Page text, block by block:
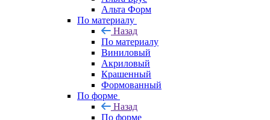
Альта Форм
По материалу
Назад
По материалу
Виниловый
Акриловый
Крашенный
Формованный
По форме
Назад
По форме